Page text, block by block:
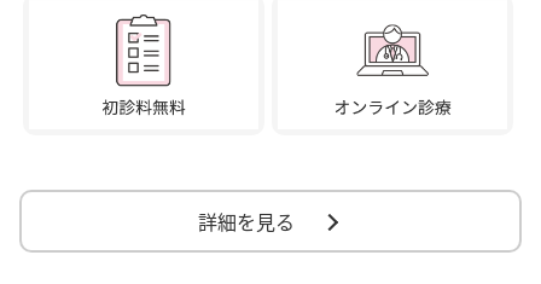
詳細を見る